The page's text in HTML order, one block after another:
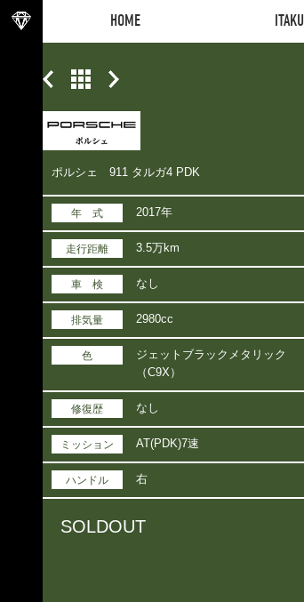
HOME ITAKU
ポルシェ 911 タルガ4 PDK
年 式 2017年
走行距離 3.5万km
車 検 なし
排気量 2980cc
色
ジェットブラックメタリック
（C9X）
修復歴 なし
ミッション AT(PDK)7速
ハンドル 右
SOLDOUT